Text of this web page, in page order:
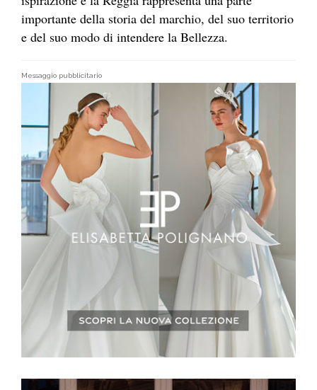
importante della storia del marchio, del suo territorio
e del suo modo di intendere la Bellezza.
Messaggio pubblicitario